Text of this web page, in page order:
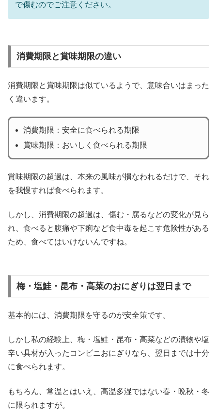
で傷むのでご注意ください。
消費期限と賞味期限の違い
消費期限と賞味期限は似ているようで、意味合いはまった
く違います。
消費期限：安全に食べられる期限
賞味期限：おいしく食べられる期限
賞味期限の超過は、本来の風味が損なわれるだけで、それ
を我慢すれば食べられます。
しかし、消費期限の超過は、傷む・腐るなどの変化が見ら
れ、食べると腹痛や下痢など食中毒を起こす危険性がある
ため、食べてはいけないんですね。
梅・塩鮭・昆布・高菜のおにぎりは翌日まで
基本的には、消費期限を守るのが安全策です。
しかし私の経験上、梅・塩鮭・昆布・高菜などの漬物や塩
辛い具材が入ったコンビニおにぎりなら、翌日までは十分
に食べられます。
もちろん、常温とはいえ、高温多湿ではない春・晩秋・冬
に限られますが。